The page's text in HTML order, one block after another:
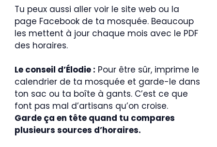
Tu peux aussi aller voir le site web ou la
page Facebook de ta mosquée. Beaucoup
les mettent à jour chaque mois avec le PDF
des horaires.
Le conseil d’Élodie : Pour être sûr, imprime le
calendrier de ta mosquée et garde-le dans
ton sac ou ta boîte à gants. C’est ce que
font pas mal d’artisans qu’on croise.
Garde ça en tête quand tu compares
plusieurs sources d’horaires.